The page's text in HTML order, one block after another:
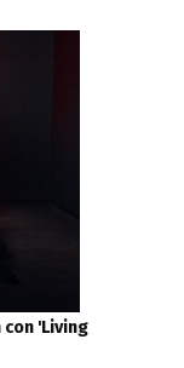
'Living